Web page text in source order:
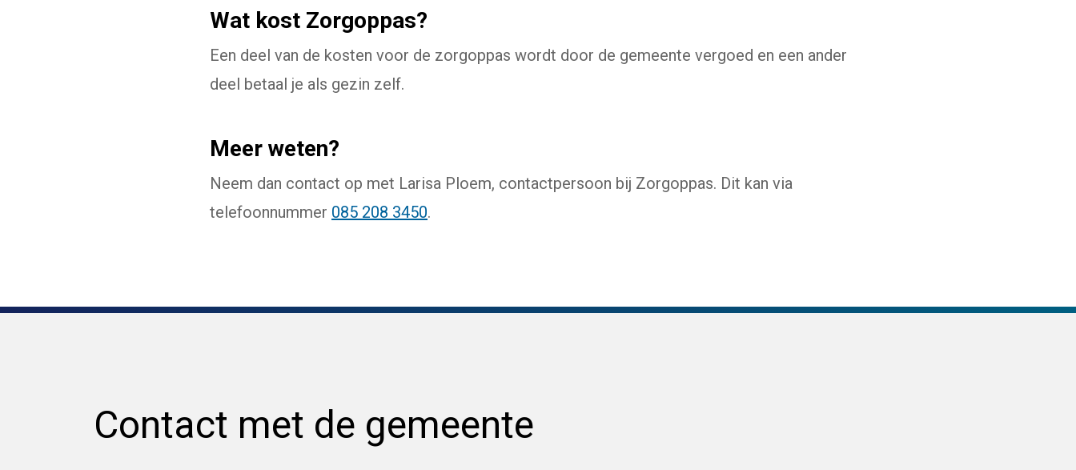
Wat kost Zorgoppas?
Een deel van de kosten voor de zorgoppas wordt door de gemeente vergoed en een ander
deel betaal je als gezin zelf.
Meer weten?
Neem dan contact op met Larisa Ploem, contactpersoon bij Zorgoppas. Dit kan via
telefoonnummer 085 208 3450.
Contact met de gemeente